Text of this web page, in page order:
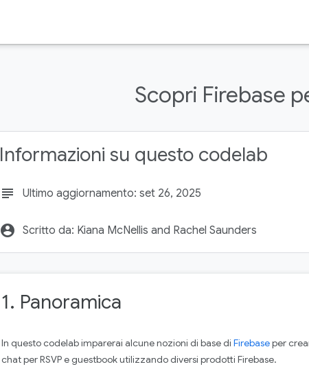
Scopri Firebase
Informazioni su questo codelab
subject Ultimo aggiornamento: set 26, 2025
account_circle Scritto da: Kiana McNellis and Rachel Saunders
1. Panoramica
In questo codelab imparerai alcune nozioni di base di Firebaseper
chat per RSVP e guestbook utilizzando diversi prodotti Firebase.